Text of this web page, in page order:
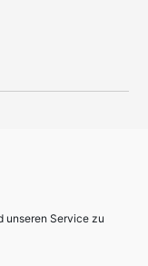
unseren Service zu